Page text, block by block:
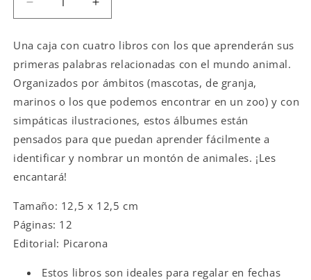
Reducir
cantidad
Los
animales
(cartoné)
Aumentar
cantidad
Los
animales
(cartoné)
Una caja con cuatro libros con los que aprenderán sus
primeras palabras relacionadas con el mundo animal.
Organizados por ámbitos (mascotas, de granja,
marinos o los que podemos encontrar en un zoo) y con
simpáticas ilustraciones, estos álbumes están
pensados para que puedan aprender fácilmente a
identificar y nombrar un montón de animales. ¡Les
encantará!
Tamaño: 12,5 x 12,5 cm
Páginas: 12
Editorial: Picarona
Estos libros son ideales para regalar en fechas